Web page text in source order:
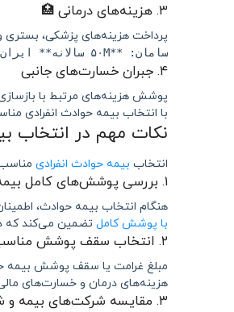
۳. هزینه‌های درمانی 🏥
پرداخت هزینه‌های پزشکی، بستری
سامان: **۵۰M سالانه** ایران: ۳۰M آسیا: ۲۰M
۴. جبران خسارت‌های جانبی
پوشش هزینه‌های مرتبط با
با انتخاب بیمه حوادث انفرادی
نکات مهم در انتخاب
انتخاب بیمه حوادث انفرادی
۱. بررسی پوشش‌های کامل بیمه حوادث
هنگام انتخاب بیمه حوادث،
با پوشش کامل تضمین می‌کند که
۲. انتخاب سقف پوشش مناسب
مبلغ غرامت یا سقف پوشش بیمه
هزینه‌های درمان و خسارت‌های
۳. مقایسه شرکت‌های بیمه و شرایط بیمه‌نامه